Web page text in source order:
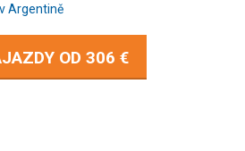
Argentině
OD 306 €